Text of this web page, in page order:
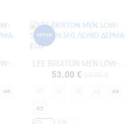
LEE BRIXTON MEN LOW-50261024.29Y ΜΠΛΕ ΔΕΡΜΑ-ECO
44
OFFER
LEE BRIXTON MEN LOW-50261024.1FG ΛΕΥΚΟ ΔΕΡΜΑ-ECO
53.00 €
44
45